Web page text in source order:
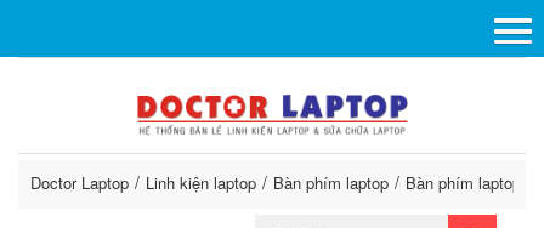
Doctor Laptop Linh kiện laptop Bàn phím laptop Bàn phím laptop